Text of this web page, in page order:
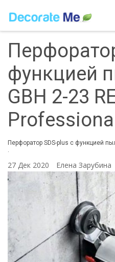
функцией
GBH 2-23
Перфоратор SDS-plus с функцией
.
27 Дек 2020 Елена Зарубина